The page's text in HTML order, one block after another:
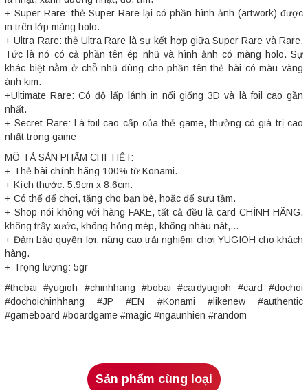
+ Super Rare: thẻ Super Rare lại có phần hình ảnh (artwork) được
in trên lớp màng holo.
+ Ultra Rare: thẻ Ultra Rare là sự kết hợp giữa Super Rare và Rare.
Tức là nó có cả phần tên ép nhũ và hình ảnh có màng holo. Sự
khác biệt nằm ở chỗ nhũ dùng cho phần tên thẻ bài có màu vàng
ánh kim.
+Ultimate Rare: Có độ lấp lánh in nổi giống 3D và là foil cao gần
nhất.
+ Secret Rare: Là foil cao cấp của thẻ game, thường có giá trị cao
nhất trong game
MÔ TẢ SẢN PHẨM CHI TIẾT:
+ Thẻ bài chính hãng 100% từ Konami.
+ Kích thước: 5.9cm x 8.6cm.
+ Có thể để chơi, tặng cho bạn bè, hoặc để sưu tầm.
+ Shop nói không với hàng FAKE, tất cả đều là card CHÍNH HÃNG,
không trầy xước, không hỏng mép, không nhàu nát,...
+ Đảm bảo quyền lợi, nâng cao trải nghiệm chơi YUGIOH cho khách
hàng.
+ Trọng lượng: 5gr
#thebai #yugioh #chinhhang #bobai #cardyugioh #card #dochoi
#dochoichinhhang #JP #EN #Konami #likenew #authentic
#gameboard #boardgame #magic #ngaunhien #random
Sản phẩm cùng loại